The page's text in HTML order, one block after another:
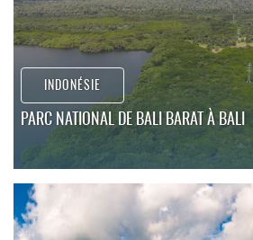
INDONÉSIE
PARC NATIONAL DE BALI BARAT À BALI